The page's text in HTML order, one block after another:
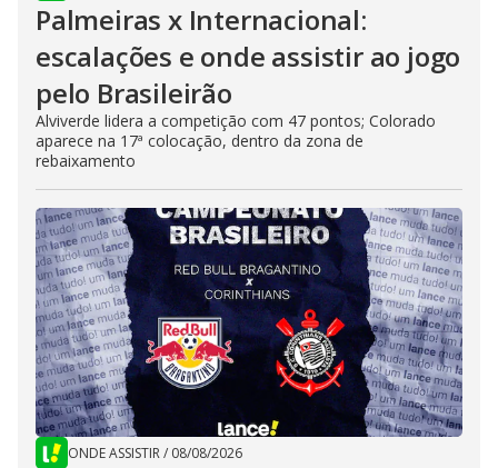
Palmeiras x Internacional:
escalações e onde assistir ao jogo
pelo Brasileirão
Alviverde lidera a competição com 47 pontos; Colorado
aparece na 17ª colocação, dentro da zona de
rebaixamento
ONDE ASSISTIR/ 08/08/2026